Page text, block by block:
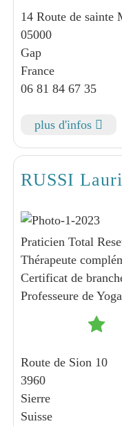
14 Route de sainte
05000
Gap
France
06 81 84 67 35
plus d'infos
RUSSI
Praticien Total
Thérapeute
Certificat de
Professeure de
Route de Sion 10
3960
Sierre
Suisse